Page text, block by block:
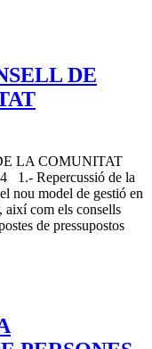
DE
LA COMUNITAT
1.- Repercussió de la
nou model de gestió en
així com els consells
de pressupostos